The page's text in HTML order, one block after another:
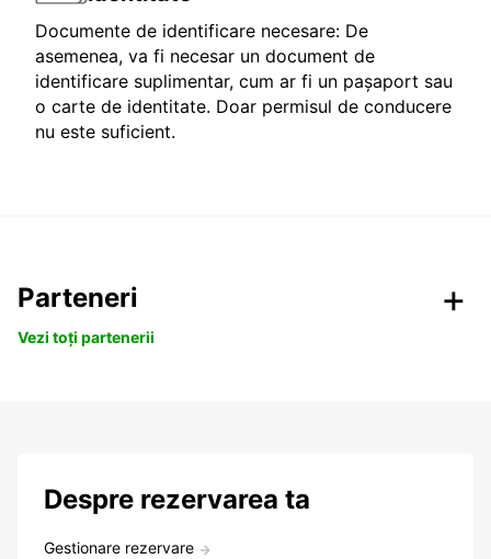
Documente de identificare necesare: De
asemenea, va fi necesar un document de
identificare suplimentar, cum ar fi un pașaport sau
o carte de identitate. Doar permisul de conducere
nu este suficient.
Parteneri
Vezi toți partenerii
Despre rezervarea ta
Gestionare rezervare